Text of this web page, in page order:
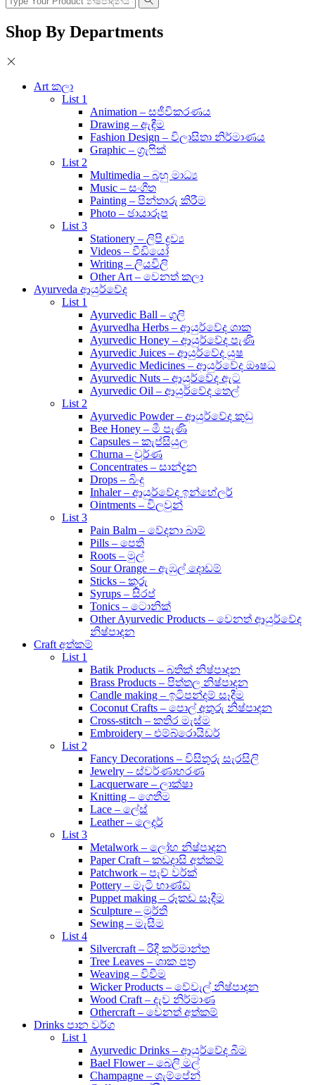
Shop By Departments
Art කලා
List 1
Animation – සජීවිකරණය
Drawing – ඇඳීම
Fashion Design – විලාසිතා නිර්මාණය
Graphic – ග්‍රැෆික්
List 2
Multimedia – බහු මාධ්‍ය
Music – සංගීත
Painting – පින්තාරු කිරීම
Photo – ඡායාරූප
List 3
Stationery – ලිපි ද්‍රව්‍ය
Videos – වීඩියෝ
Writing – ලියවිලි
Other Art – වෙනත් කලා
Ayurveda ආයුර්වේද
List 1
Ayurvedic Ball – ගුලි
Ayurvedha Herbs – ආයුර්වේද ශාක
Ayurvedic Honey – ආයුර්වේද පැණි
Ayurvedic Juices – ආයුර්වේද යුෂ
Ayurvedic Medicines – ආයුර්වේද ඖෂධ
Ayurvedic Nuts – ආයුර්වේද ඇට
Ayurvedic Oil – ආයුර්වේද තෙල්
List 2
Ayurvedic Powder – ආයුර්වේද කුඩු
Bee Honey – මී පැණි
Capsules – කැප්සියුල
Churna – චුර්ණ
Concentrates – සාන්ද්‍රන
Drops – බිංදු
Inhaler – ආයුර්වේද ඉන්හේලර්
Ointments – විලවුන්
List 3
Pain Balm – වේදනා බාම්
Pills – පෙති
Roots – මුල්
Sour Orange – ඇඹුල් දොඩම්
Sticks – කූරු
Syrups – සිරප්
Tonics – ටොනික්
Other Ayurvedic Products – වෙනත් ආයුර්වේද
නිෂ්පාදන
Craft අත්කම්
List 1
Batik Products – බතික් නිෂ්පාදන
Brass Products – පිත්තල නිෂ්පාදන
Candle making – ඉටිපන්දම් සෑදීම
Coconut Crafts – පොල් අතුරු නිෂ්පාදන
Cross-stitch – කතිර මැස්ම
Embroidery – එම්බ්රොයිඩර්
List 2
Fancy Decorations – විසිතුරු සැරසිලි
Jewelry – ස්වර්ණාභරණ
Lacquerware – ලාක්ෂා
Knitting – ගෙතීම
Lace – ලේස්
Leather – ලෙදර්
List 3
Metalwork – ලෝහ නිෂ්පාදන
Paper Craft – කඩදාසි අත්කම්
Patchwork – පැච් වර්ක්
Pottery – මැටි භාණ්ඩ
Puppet making – රූකඩ සෑදීම
Sculpture – මූර්ති
Sewing – මැසීම
List 4
Silvercraft – රිදී කර්මාන්ත
Tree Leaves – ශාක පත්‍ර
Weaving – විවීම
Wicker Products – වේවැල් නිෂ්පාදන
Wood Craft – දැව නිර්මාණ
Othercraft – වෙනත් අත්කම්
Drinks පාන වර්ග
List 1
Ayurvedic Drinks – ආයුර්වේද බීම
Bael Flower – බෙලි මල්
Champagne – ශැම්පේන්